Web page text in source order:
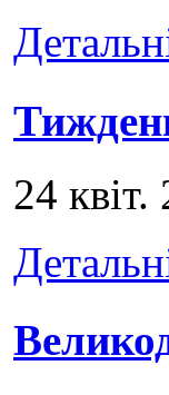
24 квіт.